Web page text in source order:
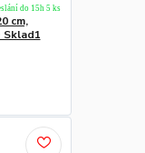
cm,
Sklad1
do 15h 5 ks